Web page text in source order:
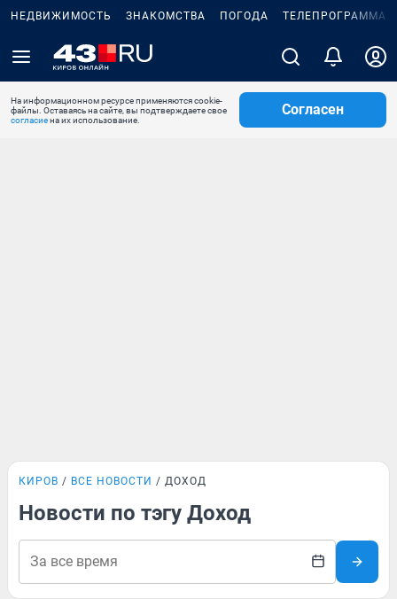
НЕДВИЖИМОСТЬ ЗНАКОМСТВА ПОГОДА ТЕЛЕПРОГРАММА
На информационном ресурсе применяются cookie-
файлы. Оставаясь на сайте, вы подтверждаете свое
согласиена их использование.
Согласен
КИРОВ ВСЕ НОВОСТИ ДОХОД
Новости по тэгу Доход